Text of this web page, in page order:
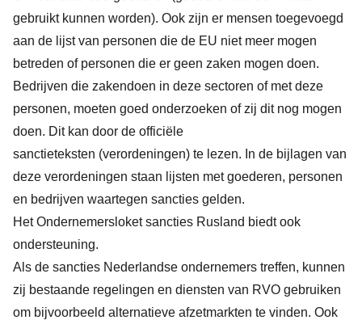
gebruikt kunnen worden). Ook zijn er mensen toegevoegd
aan de lijst van personen die de EU niet meer mogen
betreden of personen die er geen zaken mogen doen.
Bedrijven die zakendoen in deze sectoren of met deze
personen, moeten goed onderzoeken of zij dit nog mogen
doen. Dit kan door de officiële
sanctieteksten (verordeningen) te lezen. In de bijlagen van
deze verordeningen staan lijsten met goederen, personen
en bedrijven waartegen sancties gelden.
HetOndernemersloket sancties Rusland biedt ook
ondersteuning.
Als de sancties Nederlandse ondernemers treffen, kunnen
zij bestaande regelingen en diensten van RVO gebruiken
om bijvoorbeeld alternatieve afzetmarkten te vinden. Ook